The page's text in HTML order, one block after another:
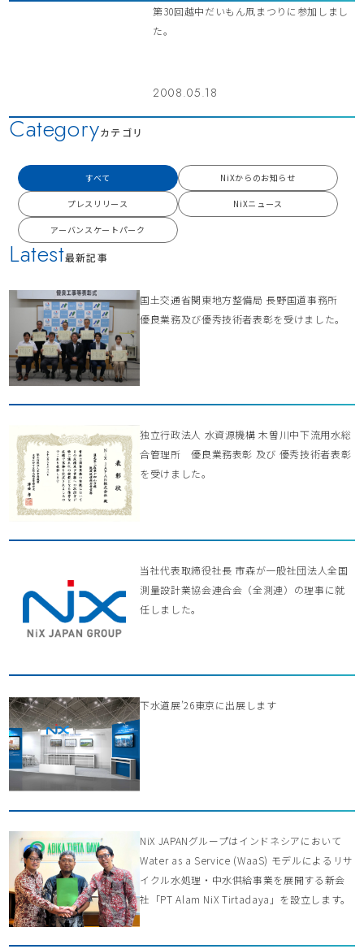
第30回越中だいもん凧まつりに参加しまし
た。
2008.05.18
Latest最新記事
国土交通省関東地方整備局 長野国道事務所
優良業務及び優秀技術者表彰を受けました。
独立行政法人 水資源機構 木曽川中下流用水総
合管理所 優良業務表彰 及び 優秀技術者表彰
を受けました。
当社代表取締役社長 市森が一般社団法人全国
測量設計業協会連合会（全測連）の理事に就
任しました。
下水道展’26東京に出展します
NiX JAPANグループはインドネシアにおいて
Water as a Service (WaaS) モデルによるリサ
イクル水処理・中水供給事業を展開する新会
社「PT Alam NiX Tirtadaya」を設立します。
Categoryカテゴリ
すべて NiXからのお知らせ
プレスリリース NiXニュース
アーバンスケートパーク